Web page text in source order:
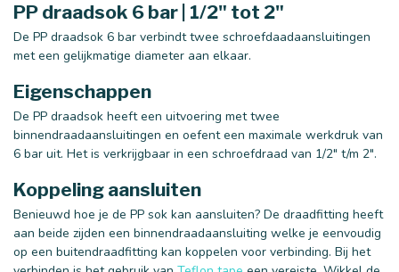
PP draadsok 6 bar | 1/2" tot 2"
De PP draadsok 6 bar verbindt twee schroefdaadaansluitingen
met een gelijkmatige diameter aan elkaar.
Eigenschappen
De PP draadsok heeft een uitvoering met twee
binnendraadaansluitingen en oefent een maximale werkdruk van
6 bar uit. Het is verkrijgbaar in een schroefdraad van 1/2" t/m 2".
Koppeling aansluiten
Benieuwd hoe je de PP sok kan aansluiten? De draadfitting heeft
aan beide zijden een binnendraadaansluiting welke je eenvoudig
op een buitendraadfitting kan koppelen voor verbinding. Bij het